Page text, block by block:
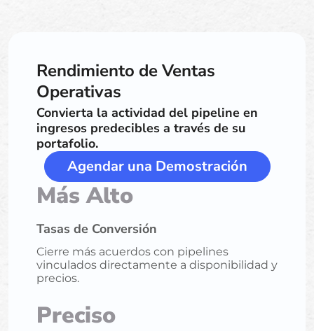
Rendimiento de Ventas
Operativas
Convierta la actividad del pipeline en
ingresos predecibles a través de su
portafolio.
Agendar una Demostración
Más Alto
Tasas de Conversión
Cierre más acuerdos con pipelines
vinculados directamente a disponibilidad y
precios.
Preciso